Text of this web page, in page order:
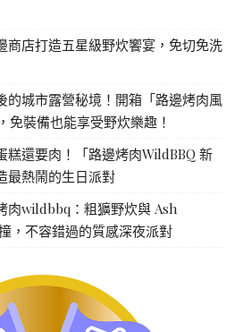
商店打造五星級野炊饗宴，免切免洗
的城市露營秘境！開箱「路邊烤肉風
裝備也能享受野炊樂趣！
糕還要肉！「路邊烤肉WildBBQ 新
最熱鬧的生日派對
肉wildbbq：粗獷野炊與 Ash
，不容錯過的質感深夜派對